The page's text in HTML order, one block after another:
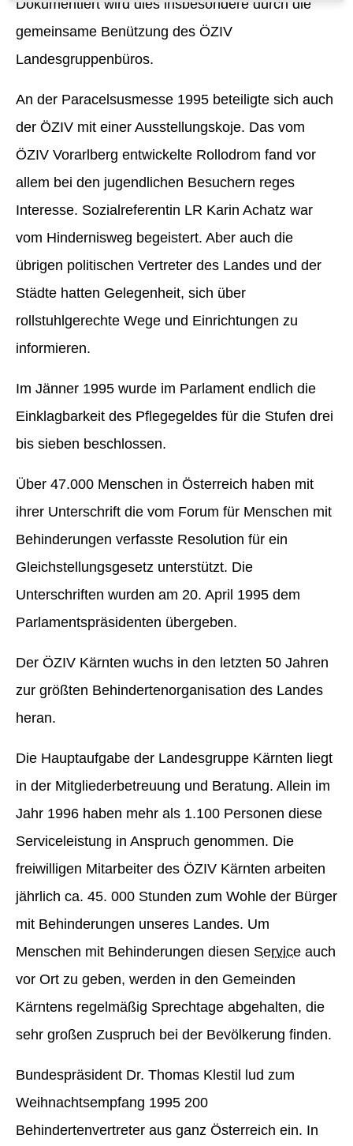
Dokumentiert wird dies insbesondere durch die
gemeinsame Benützung des ÖZIV
Landesgruppenbüros.
An der Paracelsusmesse 1995 beteiligte sich auch
der ÖZIV mit einer Ausstellungskoje. Das vom
ÖZIV Vorarlberg entwickelte Rollodrom fand vor
allem bei den jugendlichen Besuchern reges
Interesse. Sozialreferentin LR Karin Achatz war
vom Hindernisweg begeistert. Aber auch die
übrigen politischen Vertreter des Landes und der
Städte hatten Gelegenheit, sich über
rollstuhlgerechte Wege und Einrichtungen zu
informieren.
Im Jänner 1995 wurde im Parlament endlich die
Einklagbarkeit des Pflegegeldes für die Stufen drei
bis sieben beschlossen.
Über 47.000 Menschen in Österreich haben mit
ihrer Unterschrift die vom Forum für Menschen mit
Behinderungen verfasste Resolution für ein
Gleichstellungsgesetz unterstützt. Die
Unterschriften wurden am 20. April 1995 dem
Parlamentspräsidenten übergeben.
Der ÖZIV Kärnten wuchs in den letzten 50 Jahren
zur größten Behindertenorganisation des Landes
heran.
Die Hauptaufgabe der Landesgruppe Kärnten liegt
in der Mitgliederbetreuung und Beratung. Allein im
Jahr 1996 haben mehr als 1.100 Personen diese
Serviceleistung in Anspruch genommen. Die
freiwilligen Mitarbeiter des ÖZIV Kärnten arbeiten
jährlich ca. 45. 000 Stunden zum Wohle der Bürger
mit Behinderungen unseres Landes. Um
Menschen mit Behinderungen diesen Service auch
vor Ort zu geben, werden in den Gemeinden
Kärntens regelmäßig Sprechtage abgehalten, die
sehr großen Zuspruch bei der Bevölkerung finden.
Bundespräsident Dr. Thomas Klestil lud zum
Weihnachtsempfang 1995 200
Behindertenvertreter aus ganz Österreich ein. In